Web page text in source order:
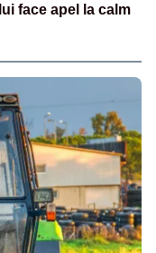
face apel la calm